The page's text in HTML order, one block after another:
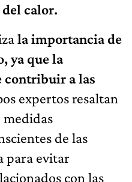
calor.
la importancia de
ya que la
contribuir a las
expertos resaltan
de las
para evitar
con las